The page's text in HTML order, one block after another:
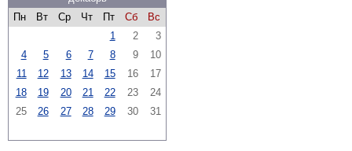
Пн
Вт Ср Чт Пт Сб
Вс
1
2
3
4
5 6 7 8 9
10
11
12 13 14 15 16
17
18
19 20 21 22 23
24
25
26 27 28 29 30 31